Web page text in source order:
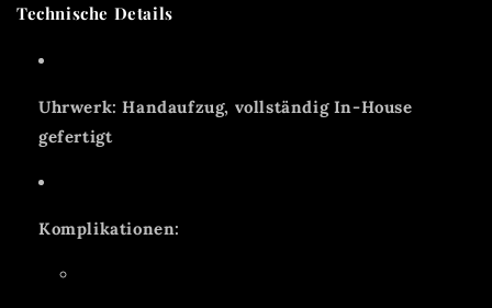
Technische Details
Uhrwerk: Handaufzug, vollständig In-House
gefertigt
Komplikationen: